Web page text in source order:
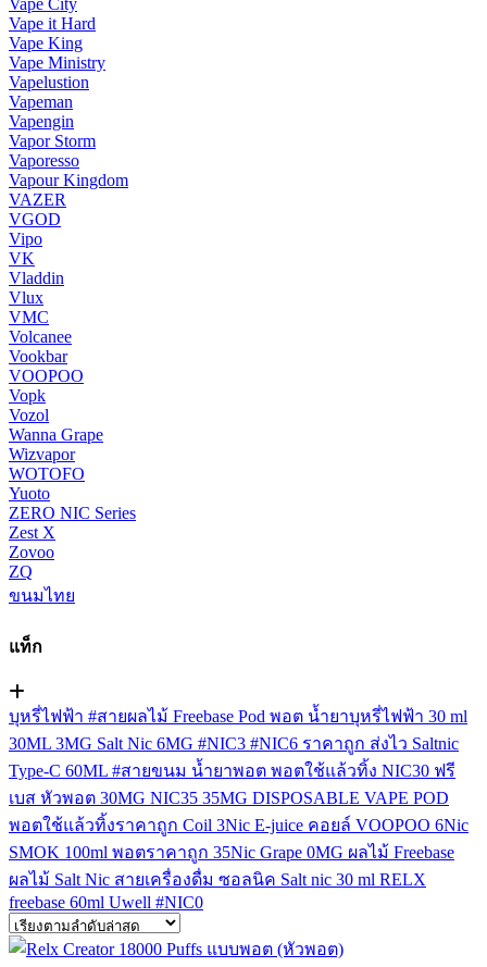
Vape City
Vape it Hard
Vape King
Vape Ministry
Vapelustion
Vapeman
Vapengin
Vapor Storm
Vaporesso
Vapour Kingdom
VAZER
VGOD
Vipo
VK
Vladdin
Vlux
VMC
Volcanee
Vookbar
VOOPOO
Vopk
Vozol
Wanna Grape
Wizvapor
WOTOFO
Yuoto
ZERO NIC Series
Zest X
Zovoo
ZQ
ขนมไทย
แท็ก
บุหรี่ไฟฟ้า #สายผลไม้ Freebase Pod พอต น้ำยาบุหรี่ไฟฟ้า 30 ml
30ML 3MG Salt Nic 6MG #NIC3 #NIC6 ราคาถูก ส่งไว Saltnic
Type-C 60ML #สายขนม น้ำยาพอต พอตใช้แล้วทิ้ง NIC30 ฟรี
เบส หัวพอต 30MG NIC35 35MG DISPOSABLE VAPE POD
พอตใช้แล้วทิ้งราคาถูก Coil 3Nic E-juice คอยล์ VOOPOO 6Nic
SMOK 100ml พอตราคาถูก 35Nic Grape 0MG ผลไม้ Freebase
ผลไม้ Salt Nic สายเครื่องดื่ม ซอลนิค Salt nic 30 ml RELX
freebase 60ml Uwell #NIC0